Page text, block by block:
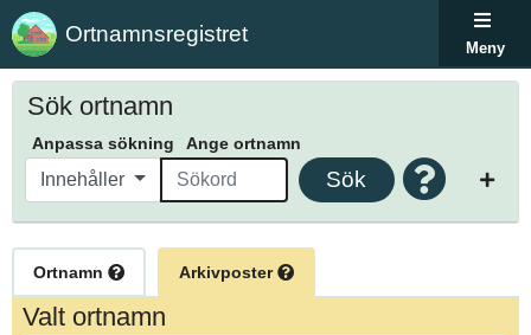
Ortnamnsregistret
Meny
Sök ortnamn
Anpassa sökning Ange ortnamn
Innehåller Sök
Ortnamn Arkivposter
Valt ortnamn